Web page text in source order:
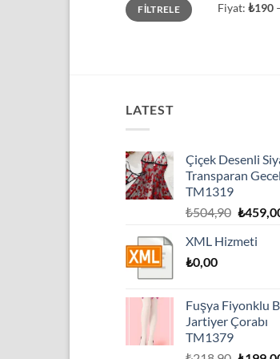
düşük
fiyat
yüksek
fiyat
FILTRELE Fiyat: ₺190
LATEST
Çiçek Desenli
Transparan
TM1319
₺504,90 Orijinal
₺504,90.
₺
XML Hizmeti
₺0,00
Fuşya Fiyonklu
Jartiyer Çorabı
TM1379